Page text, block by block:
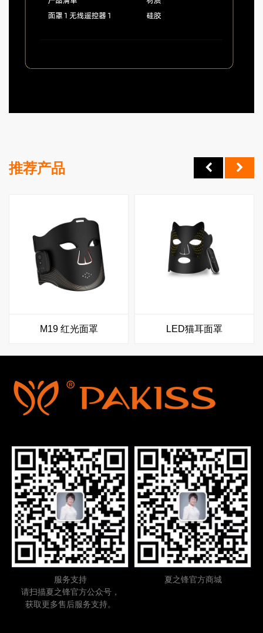
推荐产品
M19 红光面罩 LED猫耳面罩
服务支持
请扫描夏之锋官方公众号，
获取更多售后服务支持。
夏之锋官方商城